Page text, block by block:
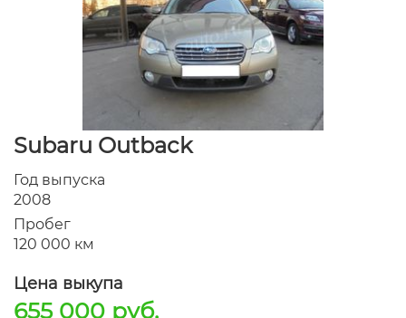
Subaru Outback
Год выпуска
2008
Пробег
120 000 км
Цена выкупа
655 000 руб.